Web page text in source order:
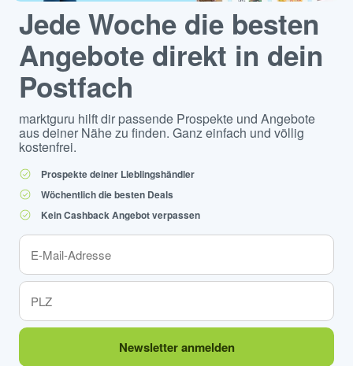
Jede Woche die besten
Angebote direkt in dein
Postfach
marktguru hilft dir passende Prospekte und Angebote
aus deiner Nähe zu finden. Ganz einfach und völlig
kostenfrei.
Prospekte deiner Lieblingshändler
Wöchentlich die besten Deals
Kein Cashback Angebot verpassen
Newsletter anmelden